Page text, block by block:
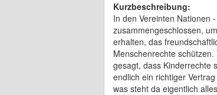
Kurzbeschreibung:
In den Vereinten Nationen
zusammengeschlossen,
erhalten, das
Menschenrechte
gesagt, dass Kinderrechte
endlich ein richtiger
was steht da eigentlich